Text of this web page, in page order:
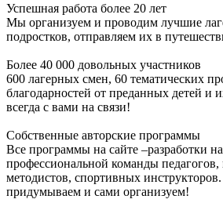
Успешная работа более 20 лет
Мы организуем и проводим лучшие
подростков, отправляем их в
Более 40 000 довольных участников
600 лагерных смен, 60 тематических
благодарностей от преданных детей и
всегда с вами на связи!
Собственные авторские программы
Все программы на сайте –разработки
профессиональной команды педагогов,
методистов, спортивных
придумываем и сами организуем!